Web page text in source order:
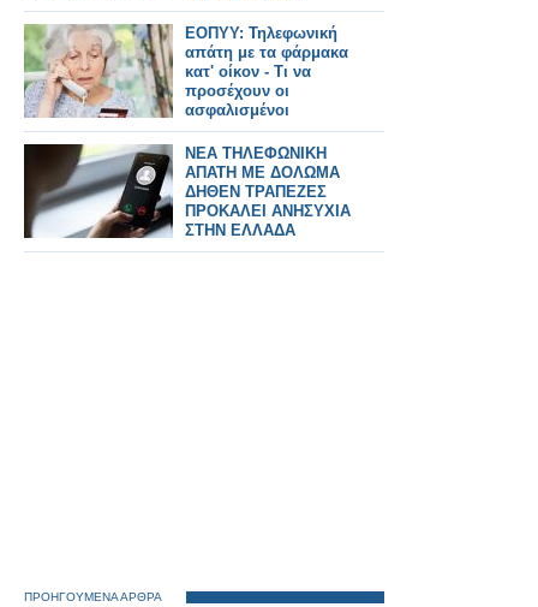
ΕΟΠΥΥ: Τηλεφωνική
απάτη με τα φάρμακα
κατ' οίκον - Τι να
προσέχουν οι
ασφαλισμένοι
ΝΕΑ ΤΗΛΕΦΩΝΙΚΗ
ΑΠΑΤΗ ΜΕ ΔΟΛΩΜΑ
ΔΗΘΕΝ ΤΡΑΠΕΖΕΣ
ΠΡΟΚΑΛΕΙ ΑΝΗΣΥΧΙΑ
ΣΤΗΝ ΕΛΛΑΔΑ
ΠΡΟΗΓΟΥΜΕΝΑ ΑΡΘΡΑ